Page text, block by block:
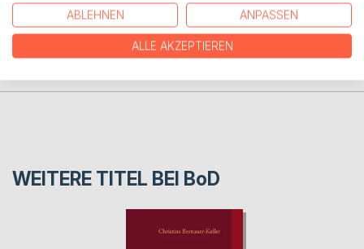
PRESSESTIMMEN
WEITERE TITEL BEI BoD
ABLEHNEN ANPASSEN
ALLE AKZEPTIEREN